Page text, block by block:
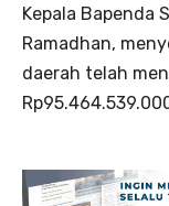
Kepala Bapenda
Ramadhan,
daerah telah